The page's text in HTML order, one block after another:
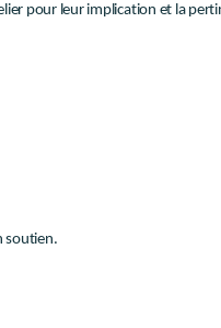
pour leur implication et la
soutien.